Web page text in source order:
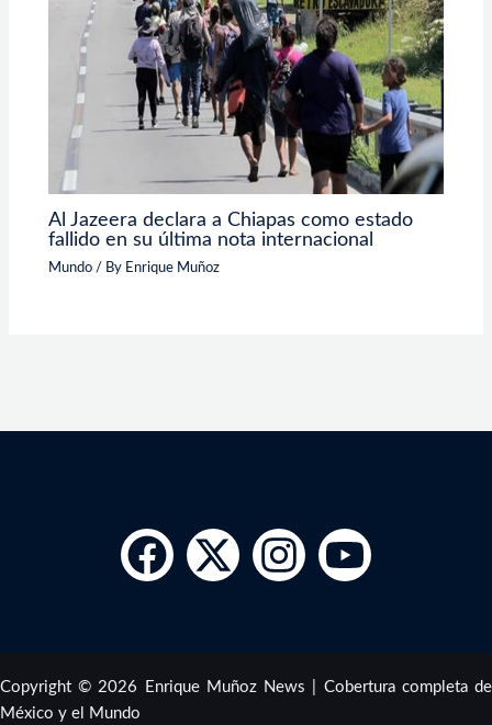
Al Jazeera declara a Chiapas como estado
fallido en su última nota internacional
Mundo / By Enrique Muñoz
Copyright © 2026 Enrique Muñoz News | Cobertura completa de
México y el Mundo